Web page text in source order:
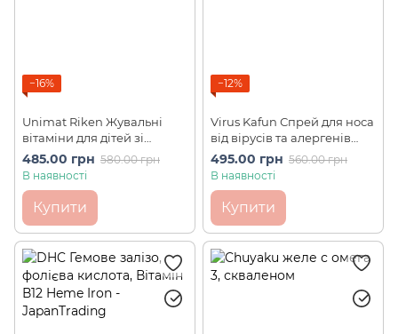
−16%
Unimat Riken Жувальні
вітаміни для дітей зі
смаком полуниці Child
Liver Oil Drop Gummy
30 днів
485.00 грн 580.00 грн
В наявності
Купити
−12%
Virus Kafun Спрей для носа
від вірусів та алергенів
Hana Shower Mist Type (70
мл)
495.00 грн 560.00 грн
В наявності
Купити